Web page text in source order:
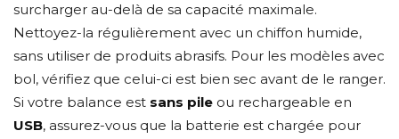
surcharger au-delà de sa capacité maximale.
Nettoyez-la régulièrement avec un chiffon humide,
sans utiliser de produits abrasifs. Pour les modèles avec
bol, vérifiez que celui-ci est bien sec avant de le ranger.
Si votre balance est sans pile ou rechargeable en
USB, assurez-vous que la batterie est chargée pour